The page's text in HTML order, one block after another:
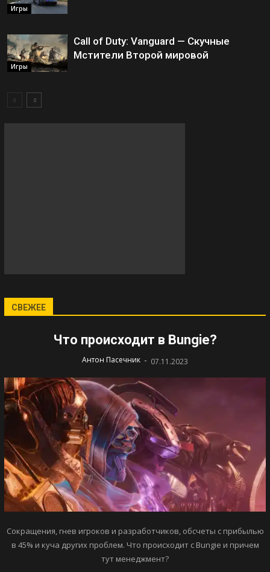
Игры
Игры
Call of Duty: Vanguard — Скучные
Мстители Второй мировой
СВЕЖЕЕ
Что происходит в Bungie?
Антон Пасечник - 07.11.2023
Сокращения, гнев игроков и разработчиков, обсчеты с прибылью
в 45% и куча других проблем. Что происходит с Bungie и причем
тут менеджмент?